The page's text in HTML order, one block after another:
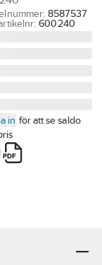
8587537
600240
in för att se saldo